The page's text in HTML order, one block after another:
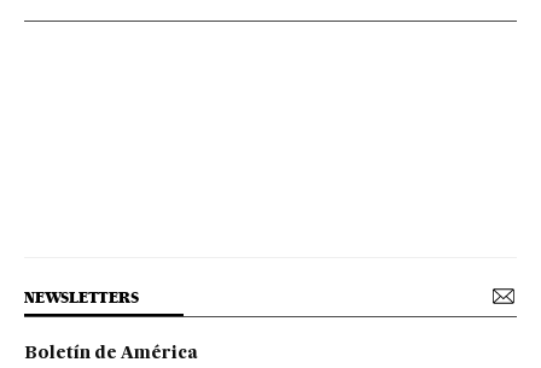
NEWSLETTERS
Boletín de América